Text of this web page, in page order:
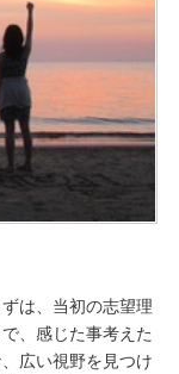
は、当初の志望理
、感じた事考えた
広い視野を見つけ